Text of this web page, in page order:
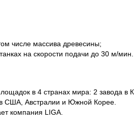
числе массива древесины;
на скорости подачи до 30 м/мин.
в 4 странах мира: 2 завода в
США, Австралии и Южной Корее.
компания LIGA.